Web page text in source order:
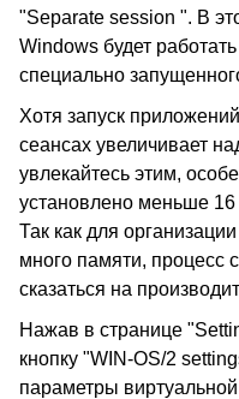
"Separate session ". В
Windows будет
специально
Хотя запуск
сеансах увеличивает
увлекайтесь этим,
установлено меньше
Так как для
много памяти, процесс
сказаться на
Нажав в странице
кнопку "WIN-OS/2
параметры